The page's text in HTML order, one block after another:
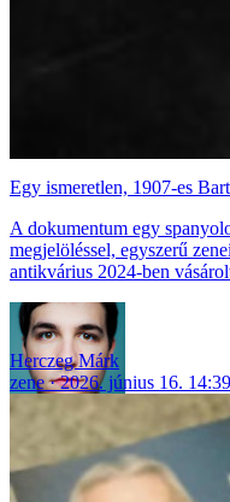
Egy ismeretlen, 1907-es
A dokumentum egy
megjelöléssel, egyszerű
antikvárius 2024-ben
Herczeg Márk
zene
2026. június 16. 14:39